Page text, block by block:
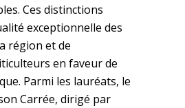
Ces distinctions
exceptionnelle des
région et de
en faveur de
Parmi les lauréats, le
Carrée, dirigé par